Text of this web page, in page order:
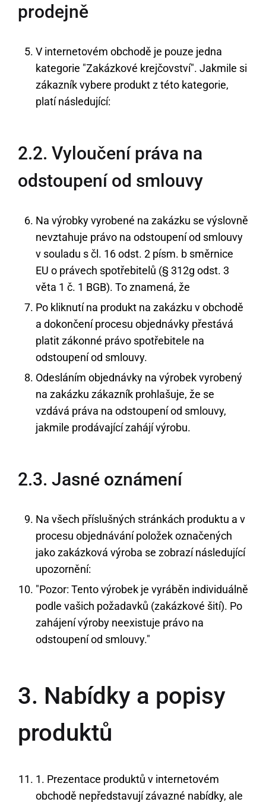
prodejně
V internetovém obchodě je pouze jedna
kategorie "Zakázkové krejčovství". Jakmile si
zákazník vybere produkt z této kategorie,
platí následující:
2.2. Vyloučení práva na
odstoupení od smlouvy
Na výrobky vyrobené na zakázku se výslovně
nevztahuje právo na odstoupení od smlouvy
v souladu s čl. 16 odst. 2 písm. b směrnice
EU o právech spotřebitelů (§ 312g odst. 3
věta 1 č. 1 BGB). To znamená, že
Po kliknutí na produkt na zakázku v obchodě
a dokončení procesu objednávky přestává
platit zákonné právo spotřebitele na
odstoupení od smlouvy.
Odesláním objednávky na výrobek vyrobený
na zakázku zákazník prohlašuje, že se
vzdává práva na odstoupení od smlouvy,
jakmile prodávající zahájí výrobu.
2.3. Jasné oznámení
Na všech příslušných stránkách produktu a v
procesu objednávání položek označených
jako zakázková výroba se zobrazí následující
upozornění:
"Pozor: Tento výrobek je vyráběn individuálně
podle vašich požadavků (zakázkové šití). Po
zahájení výroby neexistuje právo na
odstoupení od smlouvy."
3. Nabídky a popisy
produktů
1. Prezentace produktů v internetovém
obchodě nepředstavují závazné nabídky, ale